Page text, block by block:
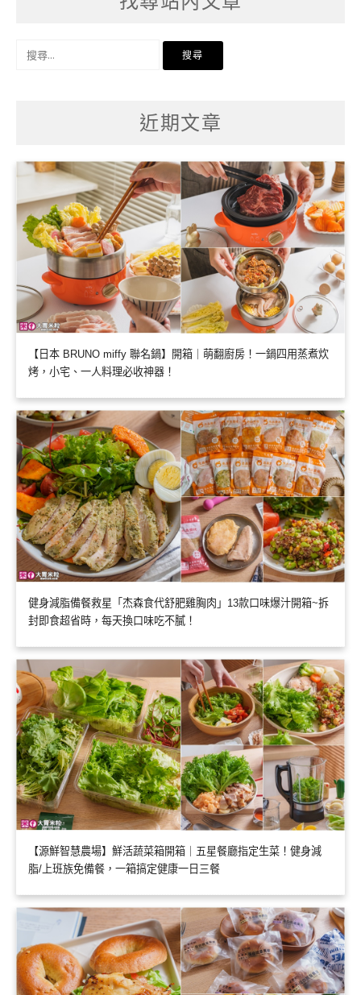
近期文章
【日本 BRUNO miffy 聯名鍋】開箱｜萌翻廚房！一鍋四用蒸煮炊
烤，小宅、一人料理必收神器！
健身減脂備餐救星「杰森食代舒肥雞胸肉」13款口味爆汁開箱~拆
封即食超省時，每天換口味吃不膩！
【源鮮智慧農場】鮮活蔬菜箱開箱｜五星餐廳指定生菜！健身減
脂/上班族免備餐，一箱搞定健康一日三餐